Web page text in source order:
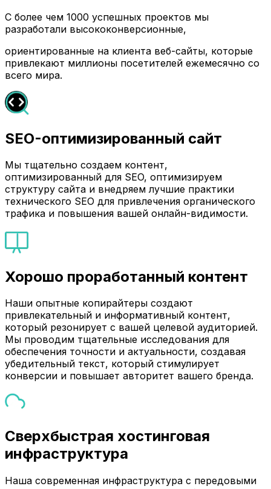
С более чем 1000 успешных проектов мы
разработали высококонверсионные,
ориентированные на клиента веб-сайты, которые
привлекают миллионы посетителей ежемесячно со
всего мира.
SEO-оптимизированный сайт
Мы тщательно создаем контент,
оптимизированный для SEO, оптимизируем
структуру сайта и внедряем лучшие практики
технического SEO для привлечения органического
трафика и повышения вашей онлайн-видимости.
Хорошо проработанный контент
Наши опытные копирайтеры создают
привлекательный и информативный контент,
который резонирует с вашей целевой аудиторией.
Мы проводим тщательные исследования для
обеспечения точности и актуальности, создавая
убедительный текст, который стимулирует
конверсии и повышает авторитет вашего бренда.
Сверхбыстрая хостинговая
инфраструктура
Наша современная инфраструктура с передовыми